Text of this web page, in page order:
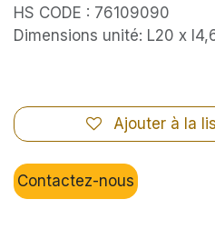
HS CODE : 76109090
Dimensions unité: L20 x
Ajouter à la
Contactez-nous